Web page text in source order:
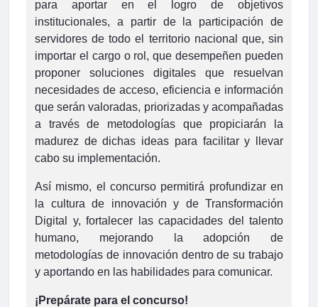
para aportar en el logro de objetivos
institucionales, a partir de la participación de
servidores de todo el territorio nacional que, sin
importar el cargo o rol, que desempeñen pueden
proponer soluciones digitales que resuelvan
necesidades de acceso, eficiencia e información
que serán valoradas, priorizadas y acompañadas
a través de metodologías que propiciarán la
madurez de dichas ideas para facilitar y llevar
cabo su implementación.
Así mismo, el concurso permitirá profundizar en
la cultura de innovación y de Transformación
Digital y, fortalecer las capacidades del talento
humano, mejorando la adopción de
metodologías de innovación dentro de su trabajo
y aportando en las habilidades para comunicar.
¡Prepárate para el concurso!